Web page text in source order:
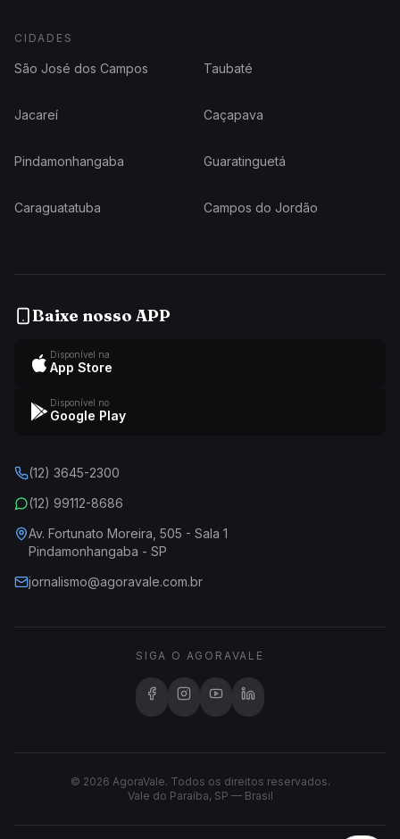
CIDADES
São José dos Campos Taubaté
Jacareí Caçapava
Pindamonhangaba Guaratinguetá
Caraguatatuba Campos do Jordão
Baixe nosso APP
Disponível na
App Store
Disponível no
Google Play
(12) 3645-2300
(12) 99112-8686
Av. Fortunato Moreira, 505 - Sala 1
Pindamonhangaba - SP
jornalismo@agoravale.com.br
SIGA O AGORAVALE
© 2026 AgoraVale. Todos os direitos reservados.
Vale do Paraíba, SP — Brasil